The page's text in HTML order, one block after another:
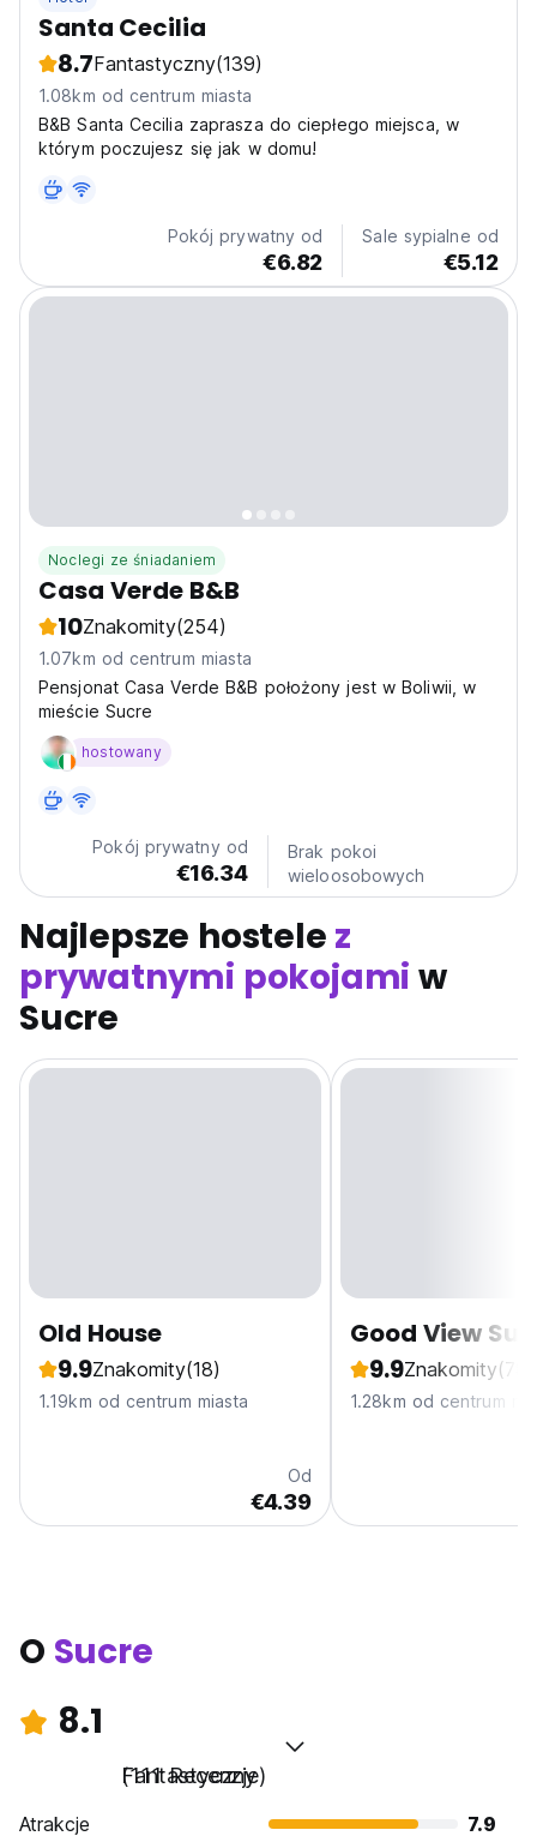
Santa Cecilia
8.7Fantastyczny(139)
1.08km od centrum miasta
B&B Santa Cecilia zaprasza do ciepłego miejsca, w
którym poczujesz się jak w domu!
Pokój prywatny od
€6.82
Sale sypialne od
€5.12
Noclegi ze śniadaniem
Casa Verde B&B
10Znakomity(254)
1.07km od centrum miasta
Pensjonat Casa Verde B&B położony jest w Boliwii, w
mieście Sucre
hostowany
Pokój prywatny od
€16.34
Brak pokoi
wieloosobowych
Najlepsze hostele z
prywatnymi pokojami w
Sucre
Old House
9.9Znakomity(18)
1.19km od centrum miasta
Od
€4.39
Good View
9.9Znakomity(78)
1.28km od centrum
O Sucre
8.1
Fantastyczny
(111 Recenzje)
Atrakcje
7.9